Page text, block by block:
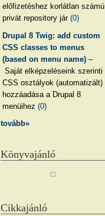
előfizetéshez korlátlan számú
privát repository jár(0)
Drupal 8 Twig: add custom
CSS classes to menus
(based on menu name) –
Saját elképzeléseink szerinti
CSS osztályok (automatizált)
hozzáadása a Drupal 8
menüihez(0)
tovább»
Könyvajánló
Cikkajánló